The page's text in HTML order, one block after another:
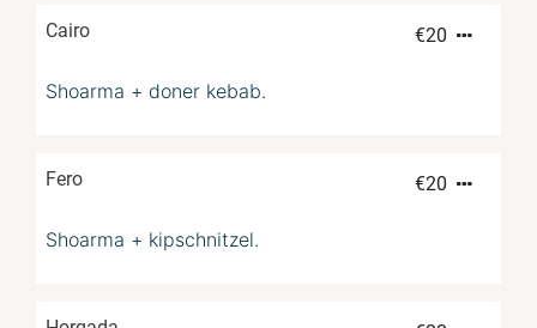
Cairo €20
Shoarma + doner kebab.
Fero €20
Shoarma + kipschnitzel.